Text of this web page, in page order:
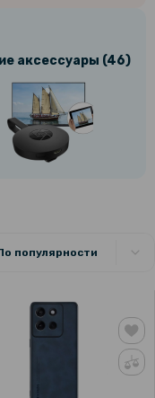
аксессуары (46)
популярности